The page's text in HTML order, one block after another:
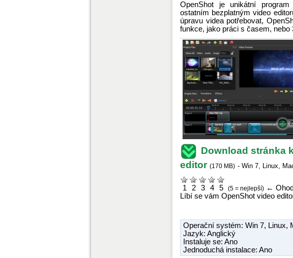
OpenShot je unikátní
ostatním bezplatným video
úpravu videa potřebovat,
funkce, jako práci s časem, nebo
Download stránka
editor (170 MB) - Win 7, Linux,
1 2 3 4 5 (5 = nejlepší) ←
Líbí se vám OpenShot video
Operační systém: Win 7, Linux,
Jazyk: Anglický
Instaluje se: Ano
Jednoduchá instalace: Ano